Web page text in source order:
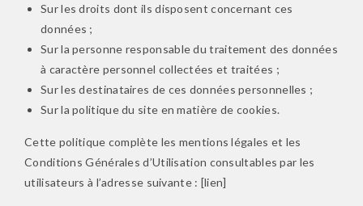
Sur les droits dont ils disposent concernant ces
données ;
Sur la personne responsable du traitement des données
à caractère personnel collectées et traitées ;
Sur les destinataires de ces données personnelles ;
Sur la politique du site en matière de cookies.
Cette politique complète les mentions légales et les
Conditions Générales d’Utilisation consultables par les
utilisateurs à l’adresse suivante : [lien]